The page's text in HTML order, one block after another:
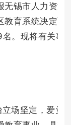
锡市人力资源
育系统决定面
。现将有关事
场坚定，爱党